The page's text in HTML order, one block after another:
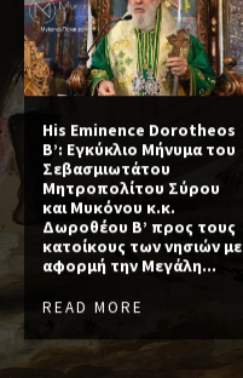
His Eminence Dorotheos
B’: Εγκύκλιο Μήνυμα του
Σεβασμιωτάτου
Μητροπολίτου Σύρου
και Μυκόνου κ.κ.
Δωροθέου Β’ προς τους
κατοίκους των νησιών με
αφορμή την Μεγάλη...
READ MORE